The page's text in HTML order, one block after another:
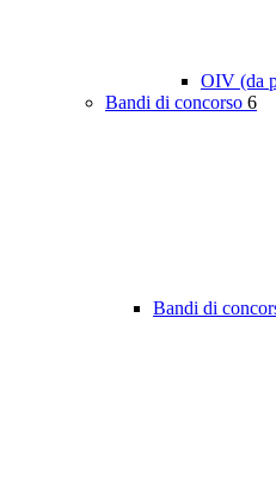
OIV (da
Bandi di concorso 6
Bandi di